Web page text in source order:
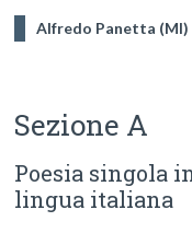
Alfredo Panetta
Sezione A
Poesia singola
lingua italiana